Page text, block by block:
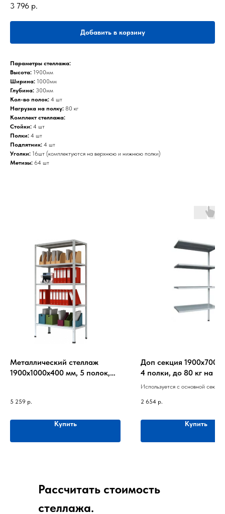
3 796 р.
Добавить в корзину
Параметры стеллажа:
Высота: 1900мм
Ширина: 1000мм
Глубина: 300мм
Кол-во полок: 4 шт
Нагрузка на полку: 80 кг
Комплект стеллажа:
Стойки: 4 шт
Полки: 4 шт
Подпятник: 4 шт
Уголки: 16шт (комплектуются на верхнюю и нижнюю полки)
Метизы: 64 шт
Металлический стеллаж
1900х1000х400 мм, 5 полок,
5 259 р.
Купить
Доп секция
4 полки, до 80 кг на
Используется с основной
2 654 р.
Купить
Рассчитать стоимость
стеллажа.